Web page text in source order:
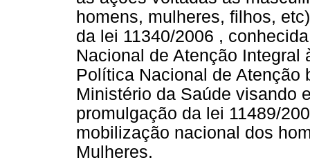
homens, mulheres, filhos,
da lei 11340/2006 ,
Nacional de Atenção
Política Nacional de Atenção
Ministério da Saúde visando
promulgação da lei 11489/
mobilização nacional dos
Mulheres.